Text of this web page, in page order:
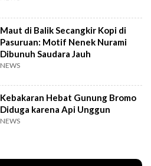
Maut di Balik Secangkir Kopi di
Pasuruan: Motif Nenek Nurami
Dibunuh Saudara Jauh
NEWS
Kebakaran Hebat Gunung Bromo
Diduga karena Api Unggun
NEWS